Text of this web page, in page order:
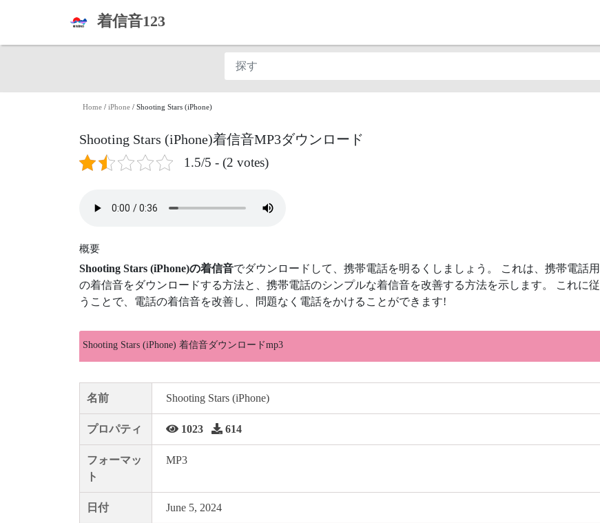
着信音123
Home / iPhone / Shooting Stars (iPhone)
Shooting Stars (iPhone)着信音MP3ダウンロード
1.5/5 - (2 votes)
概要
Shooting Stars (iPhone)の着信音でダウンロードして、携帯電話を明るくしましょう。 これは、携帯電話用
の着信音をダウンロードする方法と、携帯電話のシンプルな着信音を改善する方法を示します。 これに従
うことで、電話の着信音を改善し、問題なく電話をかけることができます!
Shooting Stars (iPhone) 着信音ダウンロードmp3
名前 Shooting Stars (iPhone)
プロパティ 1023 614
フォーマッ
ト
MP3
日付 June 5, 2024